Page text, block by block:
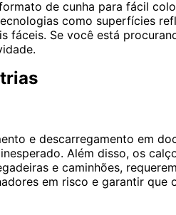
de cunha para fácil
como superfícies
fáceis. Se você está
e descarregamento em
Além disso, os
e caminhões,
em risco e garantir que